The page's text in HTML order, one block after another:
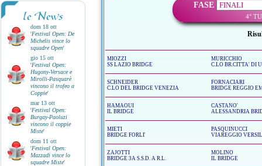
le News
dom 18 ott
'Festival Open: De
Michelis vince lo
squadre Open'
gio 15 ott
'Festival Open:
Hugony-Versace e
Mirolli-Pasquarè
vincono il trofeo a
Coppie'
mar 13 ott
'Festival Open:
Burgay-Paoluzi
vincono il coppie
Miste'
dom 11 ott
'Festival Open:
Mazzadi vince lo
squadre Miste'
FASE
4°
MIOZZI
SS LAZIO BRIDGE
MURICCHIO
C.LO BR.CITTA' DI
SCHNEIDER
C.LO DEL BRIDGE VENEZIA
FORNACIARI
BRIDGE REGGIO
HAMAOUI
IL BRIDGE
CASTANO'
ALESSANDRIA
MIETI
BRIDGE FORLI'
PASQUINUCCI
VIAREGGIO
ZAJOTTI
BRIDGE 3A S.S.D. A R.L.
MOLINO
IL BRIDGE